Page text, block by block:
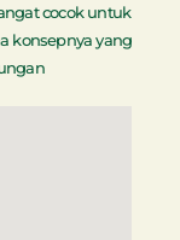
cocok untuk
konsepnya yang